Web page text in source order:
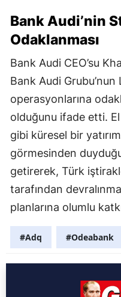
Bank Audi’nin
Odaklanması
Bank Audi CEO’su
Bank Audi Grubu’nun
operasyonlarına
olduğunu ifade etti.
gibi küresel bir
görmesinden
getirerek, Türk
tarafından
planlarına olumlu
#Adq #Odeabank